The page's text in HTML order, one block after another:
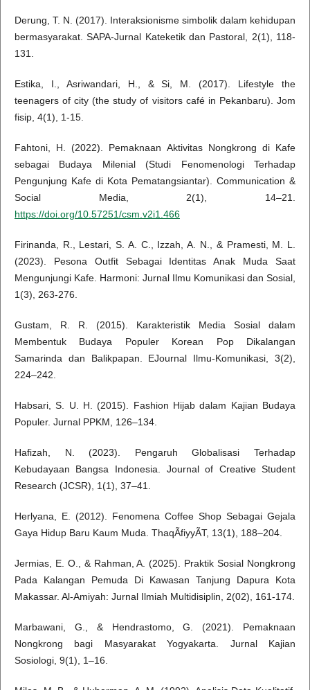
Derung, T. N. (2017). Interaksionisme simbolik dalam kehidupan
bermasyarakat. SAPA-Jurnal Kateketik dan Pastoral, 2(1), 118-
131.
Estika, I., Asriwandari, H., & Si, M. (2017). Lifestyle the
teenagers of city (the study of visitors café in Pekanbaru). Jom
fisip, 4(1), 1-15.
Fahtoni, H. (2022). Pemaknaan Aktivitas Nongkrong di Kafe
sebagai Budaya Milenial (Studi Fenomenologi Terhadap
Pengunjung Kafe di Kota Pematangsiantar). Communication &
Social Media, 2(1), 14–21.
https://doi.org/10.57251/csm.v2i1.466
Firinanda, R., Lestari, S. A. C., Izzah, A. N., & Pramesti, M. L.
(2023). Pesona Outfit Sebagai Identitas Anak Muda Saat
Mengunjungi Kafe. Harmoni: Jurnal Ilmu Komunikasi dan Sosial,
1(3), 263-276.
Gustam, R. R. (2015). Karakteristik Media Sosial dalam
Membentuk Budaya Populer Korean Pop Dikalangan
Samarinda dan Balikpapan. EJournal Ilmu-Komunikasi, 3(2),
224–242.
Habsari, S. U. H. (2015). Fashion Hijab dalam Kajian Budaya
Populer. Jurnal PPKM, 126–134.
Hafizah, N. (2023). Pengaruh Globalisasi Terhadap
Kebudayaan Bangsa Indonesia. Journal of Creative Student
Research (JCSR), 1(1), 37–41.
Herlyana, E. (2012). Fenomena Coffee Shop Sebagai Gejala
Gaya Hidup Baru Kaum Muda. ThaqÃfiyyÃT, 13(1), 188–204.
Jermias, E. O., & Rahman, A. (2025). Praktik Sosial Nongkrong
Pada Kalangan Pemuda Di Kawasan Tanjung Dapura Kota
Makassar. Al-Amiyah: Jurnal Ilmiah Multidisiplin, 2(02), 161-174.
Marbawani, G., & Hendrastomo, G. (2021). Pemaknaan
Nongkrong bagi Masyarakat Yogyakarta. Jurnal Kajian
Sosiologi, 9(1), 1–16.